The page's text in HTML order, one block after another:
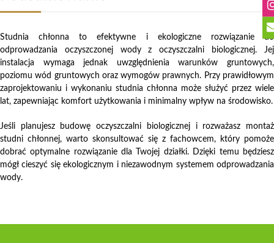
Studnia chłonna to efektywne i ekologiczne rozwiązanie do
odprowadzania oczyszczonej wody z oczyszczalni biologicznej. Jej
instalacja wymaga jednak uwzględnienia warunków gruntowych,
poziomu wód gruntowych oraz wymogów prawnych. Przy prawidłowym
zaprojektowaniu i wykonaniu studnia chłonna może służyć przez wiele
lat, zapewniając komfort użytkowania i minimalny wpływ na środowisko.
Jeśli planujesz budowę oczyszczalni biologicznej i rozważasz montaż
studni chłonnej, warto skonsultować się z fachowcem, który pomoże
dobrać optymalne rozwiązanie dla Twojej działki. Dzięki temu będziesz
mógł cieszyć się ekologicznym i niezawodnym systemem odprowadzania
wody.